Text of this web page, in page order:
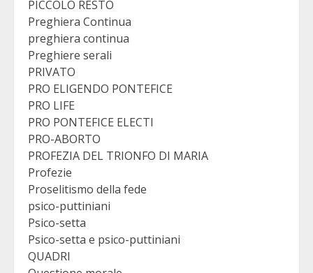
PICCOLO RESTO
Preghiera Continua
preghiera continua
Preghiere serali
PRIVATO
PRO ELIGENDO PONTEFICE
PRO LIFE
PRO PONTEFICE ELECTI
PRO-ABORTO
PROFEZIA DEL TRIONFO DI MARIA
Profezie
Proselitismo della fede
psico-puttiniani
Psico-setta
Psico-setta e psico-puttiniani
QUADRI